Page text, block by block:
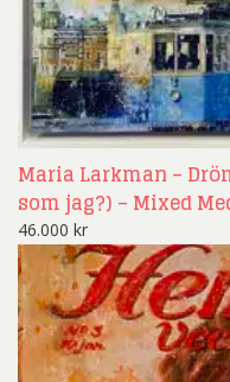
Maria Larkman –
som jag?) – Mixed
46.000 kr